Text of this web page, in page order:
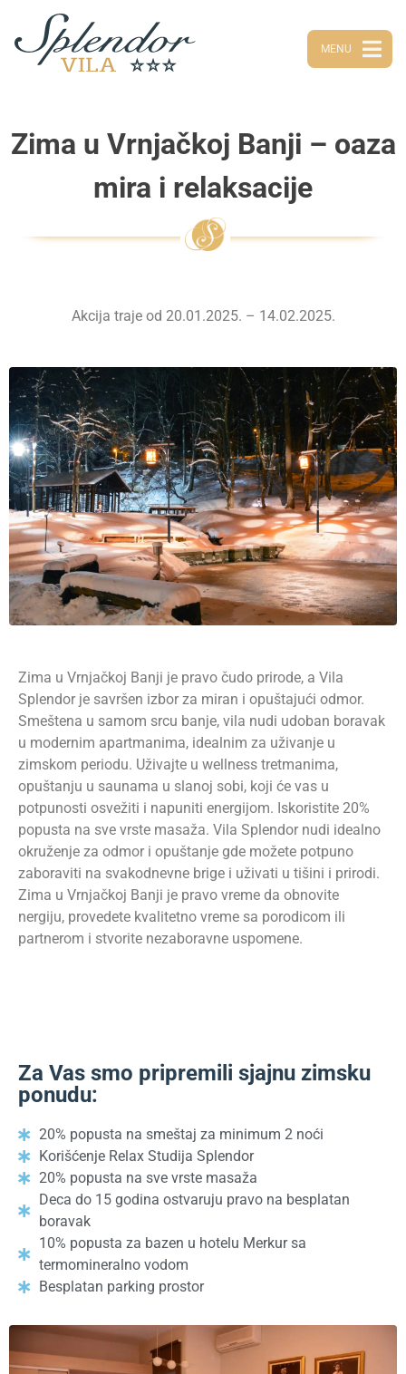
MENU
Zima u Vrnjačkoj Banji – oaza
mira i relaksacije
Akcija traje od 20.01.2025. – 14.02.2025.
Zima u Vrnjačkoj Banji je pravo čudo prirode, a Vila
Splendor je savršen izbor za miran i opuštajući odmor.
Smeštena u samom srcu banje, vila nudi udoban boravak
u modernim apartmanima, idealnim za uživanje u
zimskom periodu. Uživajte u wellness tretmanima,
opuštanju u saunama u slanoj sobi, koji će vas u
potpunosti osvežiti i napuniti energijom. Iskoristite 20%
popusta na sve vrste masaža. Vila Splendor nudi idealno
okruženje za odmor i opuštanje gde možete potpuno
zaboraviti na svakodnevne brige i uživati u tišini i prirodi.
Zima u Vrnjačkoj Banji je pravo vreme da obnovite
nergiju, provedete kvalitetno vreme sa porodicom ili
partnerom i stvorite nezaboravne uspomene.
Za Vas smo pripremili sjajnu zimsku
ponudu:
20% popusta na smeštaj za minimum 2 noći
Korišćenje Relax Studija Splendor
20% popusta na sve vrste masaža
Deca do 15 godina ostvaruju pravo na besplatan
boravak
10% popusta za bazen u hotelu Merkur sa
termomineralno vodom
Besplatan parking prostor